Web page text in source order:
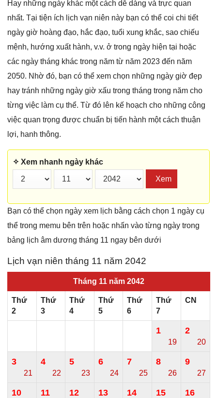
Hay những ngày khác một cách dễ dàng và trực quan
nhất. Tại tiện ích lịch vạn niên này bạn có thể coi chi tiết
ngày giờ hoàng đạo, hắc đạo, tuổi xung khắc, sao chiếu
mệnh, hướng xuất hành, v.v. ở trong ngày hiện tại hoặc
các ngày tháng khác trong năm từ năm 2023 đến năm
2050. Nhờ đó, bạn có thể xem chọn những ngày giờ đẹp
hay tránh những ngày giờ xấu trong tháng trong năm cho
từng việc làm cụ thể. Từ đó lên kế hoạch cho những công
việc quan trọng được chuẩn bị tiến hành một cách thuận
lợi, hanh thông.
✧ Xem nhanh ngày khác
Xem
Bạn có thể chọn ngày xem lịch bằng cách chọn 1 ngày cụ
thể trong memu bên trên hoặc nhấn vào từng ngày trong
bảng lịch âm dương tháng 11 ngay bên dưới
Lịch vạn niên tháng 11 năm 2042
Tháng 11 năm 2042
Thứ
2
Thứ
3
Thứ
4
Thứ
5
Thứ
6
Thứ
7
CN
1
19
2
20
3
21
4
22
5
23
6
24
7
25
8
26
9
27
10 11 12 13 14 15 16